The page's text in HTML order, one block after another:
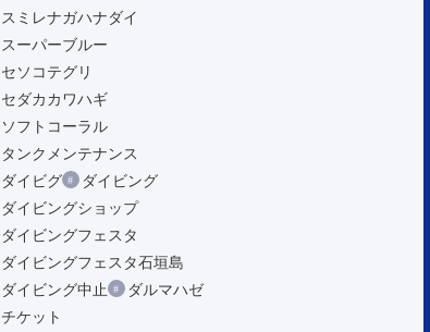
スミレナガハナダイ
スーパーブルー
セソコテグリ
セダカカワハギ
ソフトコーラル
タンクメンテナンス
ダイビグ
ダイビング
ダイビングショップ
ダイビングフェスタ
ダイビングフェスタ石垣島
ダイビング中止
ダルマハゼ
チケット